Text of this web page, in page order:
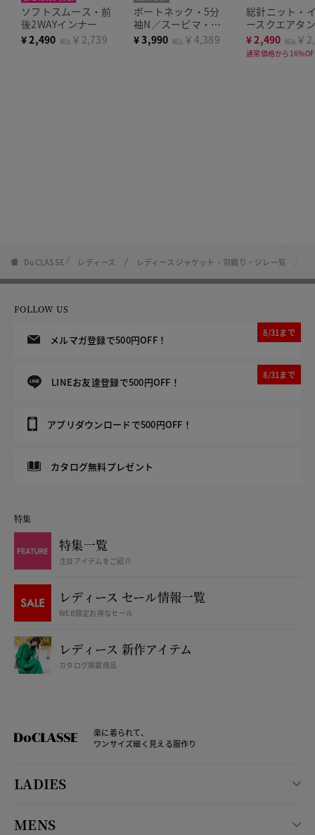
ソフトスムース・前
後2WAYインナー
¥2,490 税込 ￥2,739
まとめ買い対象
ボートネック・5分
袖N／スーピマ・ド
ゥクラッセTシャツ
¥3,990 税込 ￥4,389
総針ニット・
ースクエアタ
¥2,490 税込 ￥
通常価格から
DoCLASSE レディース レディース ジャケット・羽織り・ジレ一覧
FOLLOW US
メルマガ登録で500円OFF！
8/31まで
LINEお友達登録で500円OFF！
8/31まで
アプリダウンロードで500円OFF！
カタログ無料プレゼント
特集
特集一覧
注目アイテムをご紹介
レディース セール情報一覧
WEB限定お得なセール
レディース 新作アイテム
カタログ掲載商品
楽に着られて、
ワンサイズ細く見える服作り
LADIES
MENS